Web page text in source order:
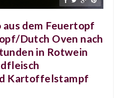
dem Feuertopf
Dutch Oven nach
in Rotwein
Kartoffelstampf